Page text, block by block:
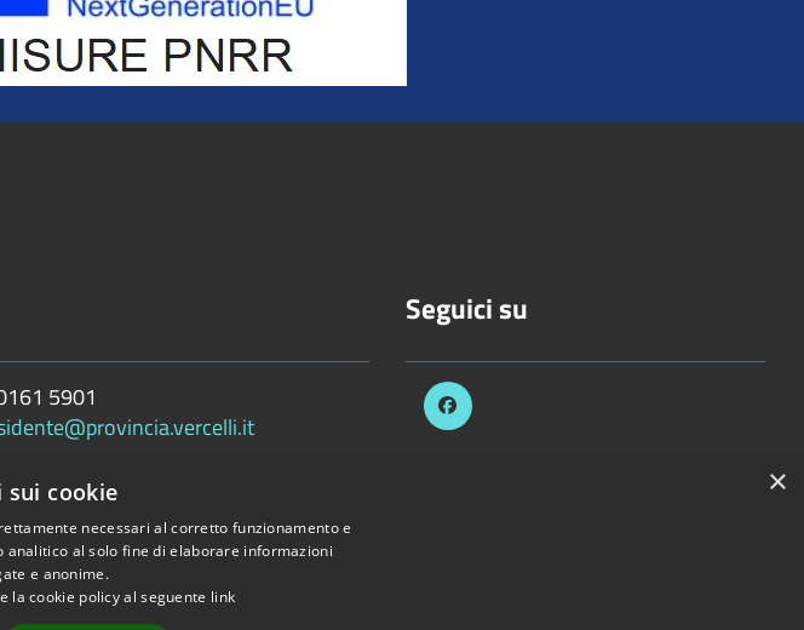
5901
Seguici su
Copyright © 2026 • Provincia di Vercelli • Powered by
×
cookie
necessari al corretto funzionamento e
analitico al solo fine di elaborare informazioni
e anonime.
la cookie policy al seguente link